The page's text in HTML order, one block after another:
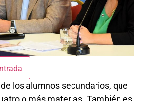
los alumnos secundarios, que